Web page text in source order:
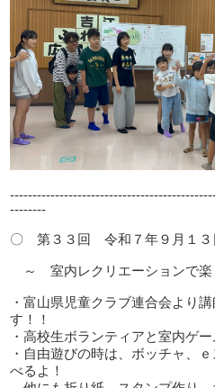
--------
〇 第３３回 令和７年９月１
～ 室内レクリエーションで
・富山県児童クラブ連合会より
す！！
・高校生ボランティアと室内ゲ
・自由遊びの時は、ボッチャ、
べるよ！